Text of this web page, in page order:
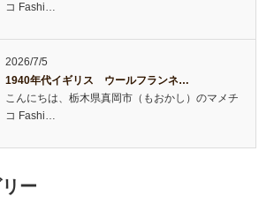
コ Fashi…
2026/7/5
1940年代イギリス ウールフランネ…
こんにちは、栃木県真岡市（もおかし）のマメチ
コ Fashi…
ー